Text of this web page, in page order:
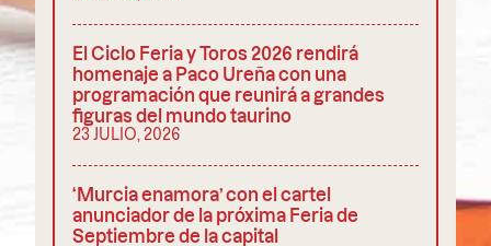
El Ciclo Feria y Toros 2026 rendirá
homenaje a Paco Ureña con una
programación que reunirá a grandes
figuras del mundo taurino
23 JULIO, 2026
‘Murcia enamora’ con el cartel
anunciador de la próxima Feria de
Septiembre de la capital